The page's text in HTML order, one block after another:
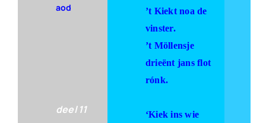
aod
deel 11
’t Kiekt noa de
vinster.
’t Möllensje
drieënt jans flot
rónk.
‘Kiek ins wie